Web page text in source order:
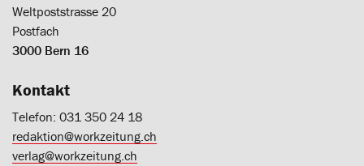
Weltpoststrasse 20
Postfach
3000 Bern 16
Kontakt
Telefon: 031 350 24 18
redaktion@workzeitung.ch
verlag@workzeitung.ch